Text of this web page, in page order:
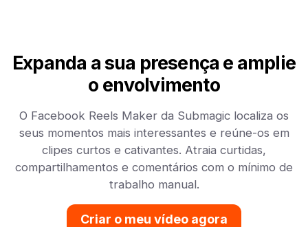
Expanda a sua presença e amplie
o envolvimento
O Facebook Reels Maker da Submagic localiza os
seus momentos mais interessantes e reúne-os em
clipes curtos e cativantes. Atraia curtidas,
compartilhamentos e comentários com o mínimo de
trabalho manual.
Criar o meu vídeo agora